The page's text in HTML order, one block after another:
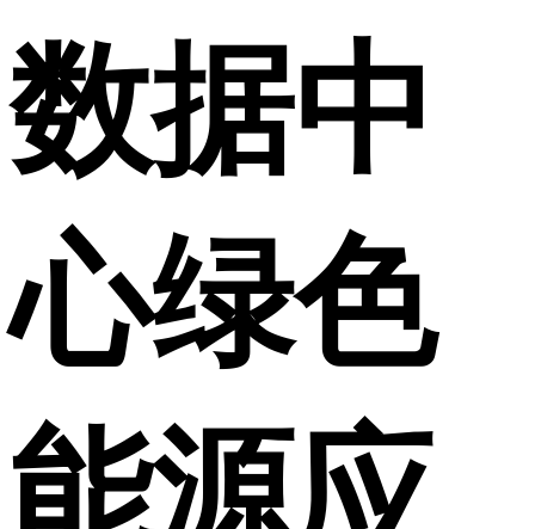
数据中
心绿色
能源应